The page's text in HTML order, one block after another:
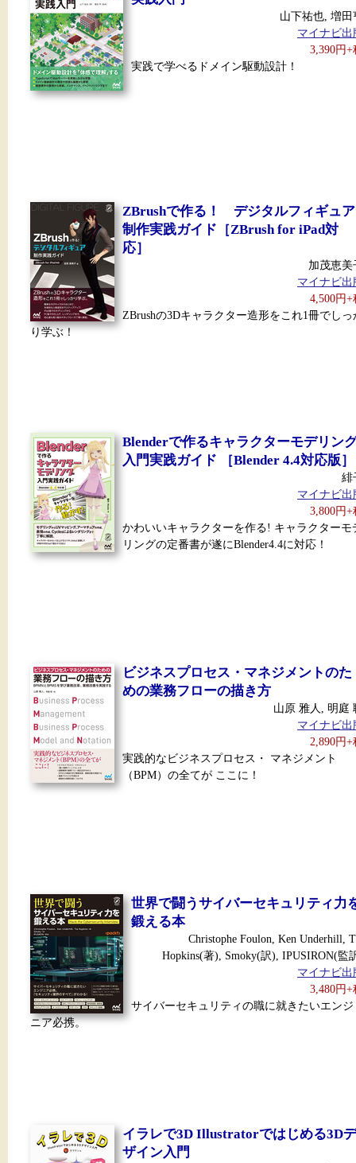
山下祐也, 増田
マイナビ出
3,390円+
実践で学べるドメイン駆動設計！
ZBrushで作る！ デジタルフィギュア
制作実践ガイド［ZBrush for iPad対
応］
加茂恵美
マイナビ出
4,500円+
ZBrushの3Dキャラクター造形をこれ1冊でしっ
り学ぶ！
Blenderで作るキャラクターモデリン
入門実践ガイド ［Blender 4.4対応版］
緋
マイナビ出
3,800円+
かわいいキャラクターを作る! キャラクターモ
リングの定番書が遂にBlender4.4に対応！
ビジネスプロセス・マネジメントのた
めの業務フローの描き方
山原 雅人, 明庭
マイナビ出
2,890円+
実践的なビジネスプロセス・ マネジメント
（BPM）の全てが ここに！
世界で闘うサイバーセキュリティ力
鍛える本
Christophe Foulon, Ken Underhill,
Hopkins(著), Smoky(訳), IPUSIRON(監
マイナビ出
3,480円+
サイバーセキュリティの職に就きたいエンジ
ニア必携。
イラレで3D Illustratorではじめる3Dデ
ザイン入門